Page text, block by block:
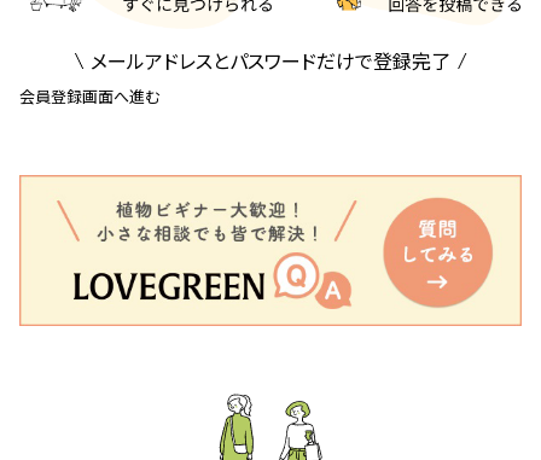
メールアドレスとパスワードだけで登録完了
会員登録画面へ進む